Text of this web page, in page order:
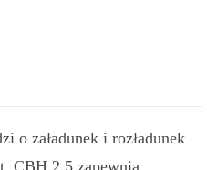
o załadunek i rozładunek
CBH 2.5 zapewnia